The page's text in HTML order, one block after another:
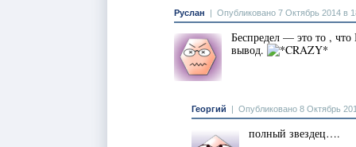
Руслан | Опубликовано 7 Октябрь 2014 в
Беспредел — это то ,
вывод.
Георгий | Опубликовано 8 Октябрь
полный звездец….